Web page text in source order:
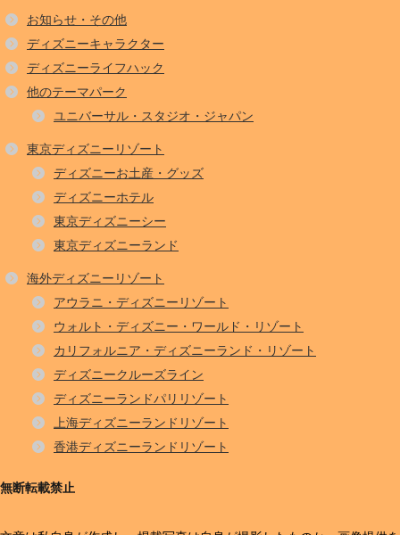
お知らせ・その他
ディズニーキャラクター
ディズニーライフハック
他のテーマパーク
ユニバーサル・スタジオ・ジャパン
東京ディズニーリゾート
ディズニーお土産・グッズ
ディズニーホテル
東京ディズニーシー
東京ディズニーランド
海外ディズニーリゾート
アウラニ・ディズニーリゾート
ウォルト・ディズニー・ワールド・リゾート
カリフォルニア・ディズニーランド・リゾート
ディズニークルーズライン
ディズニーランドパリリゾート
上海ディズニーランドリゾート
香港ディズニーランドリゾート
無断転載禁止